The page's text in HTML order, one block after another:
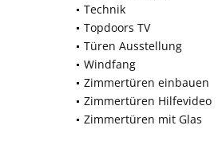
Technik
Topdoors TV
Türen Ausstellung
Windfang
Zimmertüren einbauen
Zimmertüren Hilfevideo
Zimmertüren mit Glas